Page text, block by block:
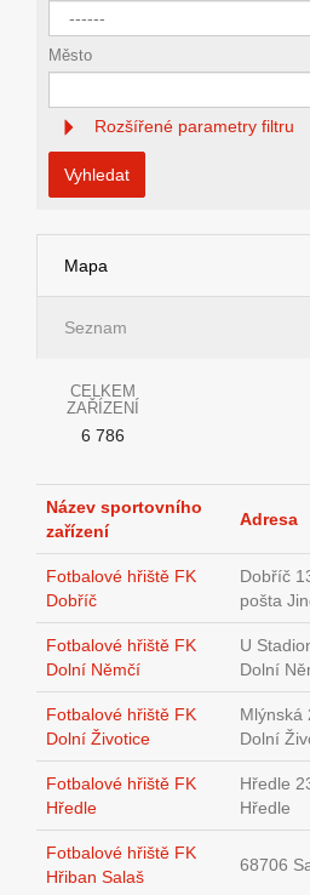
Město
Rozšířené parametry filtru
Vyhledat
Mapa
Seznam
CELKEM
ZAŘÍZENÍ
6 786
Název sportovního
zařízení
Adresa
Fotbalové hřiště FK
Dobříč
Dobříč
pošta
Fotbalové hřiště FK
Dolní Němčí
U
Dolní
Fotbalové hřiště FK
Dolní Životice
Mlýnská
Dolní
Fotbalové hřiště FK
Hředle
Hředle
Hředle
Fotbalové hřiště FK
Hřiban Salaš
68706